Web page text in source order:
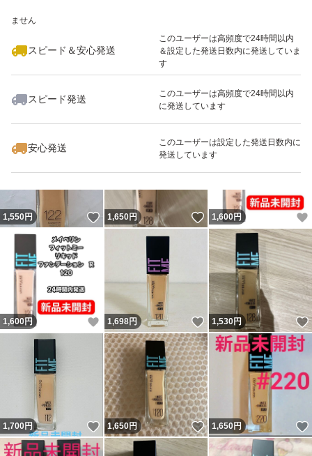
ません
スピード＆安心発送
このユーザーは高頻度で24時間以内
＆設定した発送日数内に発送していま
す
スピード発送
このユーザーは高頻度で24時間以内
に発送しています
安心発送
このユーザーは設定した発送日数内に
発送しています
いいね！
1,300
1,550円 いいね！
1,650円 いいね！
1,600円
1,600円 いいね！
1,698円 いいね！
1,530円
1,700円 いいね！
1,650円 いいね！
1,650円